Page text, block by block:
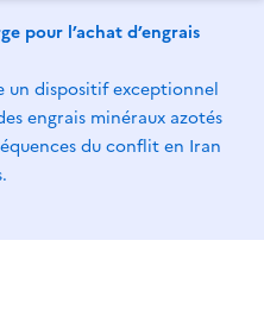
pour l’achat d’engrais
un dispositif exceptionnel
engrais minéraux azotés
du conflit en Iran